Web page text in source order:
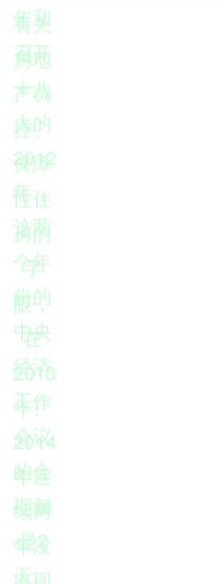
年和
召开
十八
大的
2012
年，
这两
个年
份的
中央
经济
工作
会议
的会
期都
是2
天。
有关
房地
产调
控、
保障
性住
房的
字
眼，
在
2013
年、
2014
年连
续两
年没